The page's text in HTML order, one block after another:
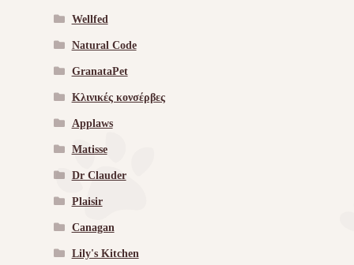
Wellfed
Natural Code
GranataPet
Κλινικές κονσέρβες
Applaws
Matisse
Dr Clauder
Plaisir
Canagan
Lily's Kitchen